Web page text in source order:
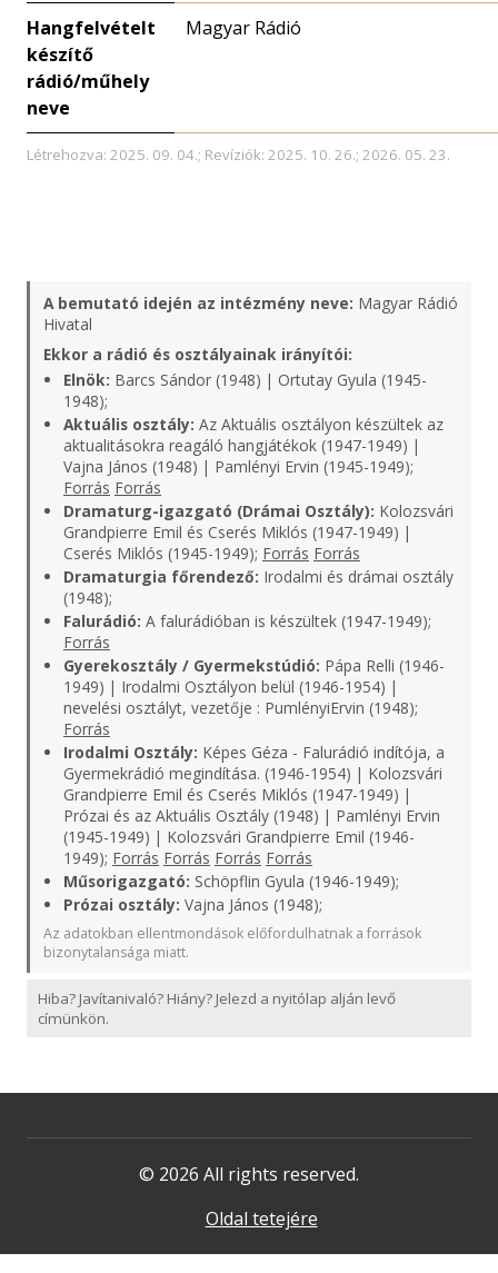
Hangfelvételt
készítő
rádió/műhely
neve
Magyar Rádió
Létrehozva: 2025. 09. 04.; Revíziók: 2025. 10. 26.; 2026. 05. 23.
A bemutató idején az intézmény neve: Magyar Rádió
Hivatal
Ekkor a rádió és osztályainak irányítói:
Elnök: Barcs Sándor (1948) | Ortutay Gyula (1945-
1948);
Aktuális osztály: Az Aktuális osztályon készültek az
aktualitásokra reagáló hangjátékok (1947-1949) |
Vajna János (1948) | Pamlényi Ervin (1945-1949);
Forrás Forrás
Dramaturg-igazgató (Drámai Osztály): Kolozsvári
Grandpierre Emil és Cserés Miklós (1947-1949) |
Cserés Miklós (1945-1949); Forrás Forrás
Dramaturgia főrendező: Irodalmi és drámai osztály
(1948);
Falurádió: A falurádióban is készültek (1947-1949);
Forrás
Gyerekosztály / Gyermekstúdió: Pápa Relli (1946-
1949) | Irodalmi Osztályon belül (1946-1954) |
nevelési osztályt, vezetője : PumlényiErvin (1948);
Forrás
Irodalmi Osztály: Képes Géza - Falurádió indítója, a
Gyermekrádió megindítása. (1946-1954) | Kolozsvári
Grandpierre Emil és Cserés Miklós (1947-1949) |
Prózai és az Aktuális Osztály (1948) | Pamlényi Ervin
(1945-1949) | Kolozsvári Grandpierre Emil (1946-
1949); Forrás Forrás Forrás Forrás
Műsorigazgató: Schöpflin Gyula (1946-1949);
Prózai osztály: Vajna János (1948);
Az adatokban ellentmondások előfordulhatnak a források
bizonytalansága miatt.
Hiba? Javítanivaló? Hiány? Jelezd a nyitólap alján levő
címünkön.
© 2026 All rights reserved.
Oldal tetejére